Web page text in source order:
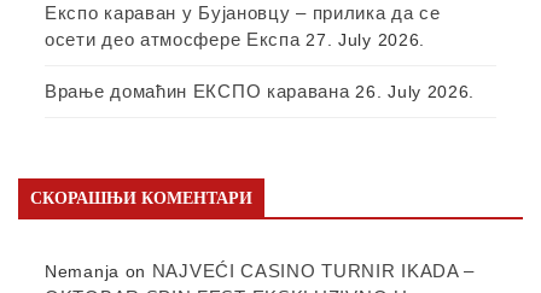
Експо караван у Бујановцу – прилика да се
осети део атмосфере Експа 27. July 2026.
Врање домаћин ЕКСПО каравана 26. July 2026.
СКОРАШЊИ КОМЕНТАРИ
Nemanja on NAJVEĆI CASINO TURNIR IKADA –